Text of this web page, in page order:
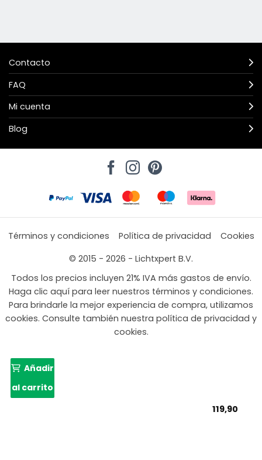
Contacto
FAQ
Mi cuenta
Blog
Términos y condiciones Política de privacidad
Cookies
© 2015 - 2026 - Lichtxpert B.V.
Todos los precios incluyen 21% IVA más gastos de envío.
Haga clic aquí para leer nuestros términos y condiciones.
Para brindarle la mejor experiencia de compra, utilizamos
cookies. Consulte también nuestra política de privacidad y
cookies.
119,90
Añadir
al carrito